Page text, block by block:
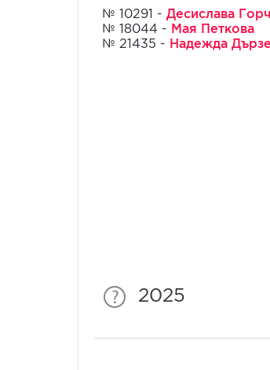
№ 10291 - Десислава
№ 18044 - Мая Петкова
№ 21435 - Надежда
2025